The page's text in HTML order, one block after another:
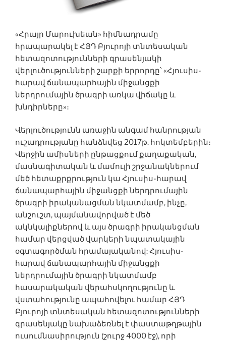
«Հրայր Մարուխեան» հիմնադրամը
հրապարակել է ՀՅԴ Բյուրոյի տնտեսական
հետազոտությունների գրասենյակի
վերլուծությունների շարքի երրորդը՝ «Հյուսիս-
հարավ ճանապարհային միջանցքի
ներդրումային ծրագրի առկա վիճակը և
խնդիրները»։
Վերլուծությունն առաջին անգամ հանրության
ուշադրությանը հանձնվեց 2017թ. հոկտեմբերին։
Վերջին ամիսների ընթացքում քաղաքական,
մասնագիտական և մամուլի շրջանակներում
մեծ հետաքրքրություն կա Հյուսիս-հարավ
ճանապարհային միջանցքի ներդրումային
ծրագրի իրականացման նկատմամբ, ինչը,
անշուշտ, պայմանավորված է մեծ
ակնկալիքներով և այս ծրագրի իրականցման
համար վերցված վարկերի նպատակային
օգտագործման հրամայականով: Հյուսիս-
հարավ ճանապարհային միջանցքի
ներդրումային ծրագրի նկատմամբ
հասարակական վերահսկողությունը և
վստահությունը ապահովելու համար ՀՅԴ
Բյուրոյի տնտեսական հետազոտությունների
գրասենյակը նախաձեռնել է փաստաթղթային
ուսումնասիրություն (շուրջ 4000 էջ), որի